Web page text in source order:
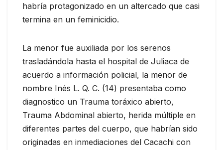
habría protagonizado en un altercado que casi
termina en un feminicidio.
La menor fue auxiliada por los serenos
trasladándola hasta el hospital de Juliaca de
acuerdo a información policial, la menor de
nombre Inés L. Q. C. (14) presentaba como
diagnostico un Trauma toráxico abierto,
Trauma Abdominal abierto, herida múltiple en
diferentes partes del cuerpo, que habrían sido
originadas en inmediaciones del Cacachi con